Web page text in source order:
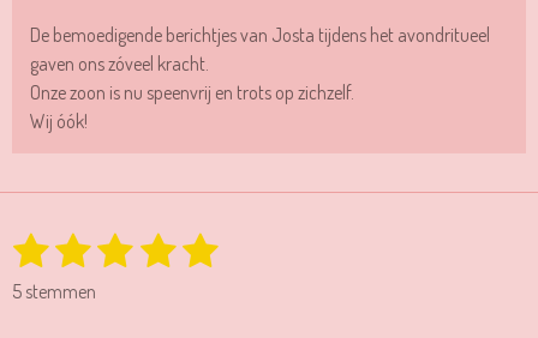
De bemoedigende berichtjes van Josta tijdens het avondritueel
gaven ons zóveel kracht.
Onze zoon is nu speenvrij en trots op zichzelf.
Wij óók!
R
a
t
1
s
2
s
3 4 5
S
5 stemmen